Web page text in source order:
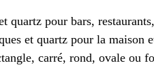
quartz pour bars,
et quartz pour la maison
carré, rond, ovale ou